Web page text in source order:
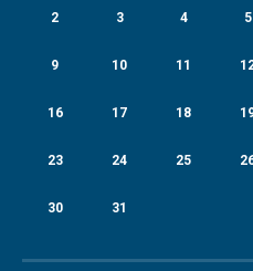
2 3 4 5
9 10 11
16 17 18
23 24 25
30 31